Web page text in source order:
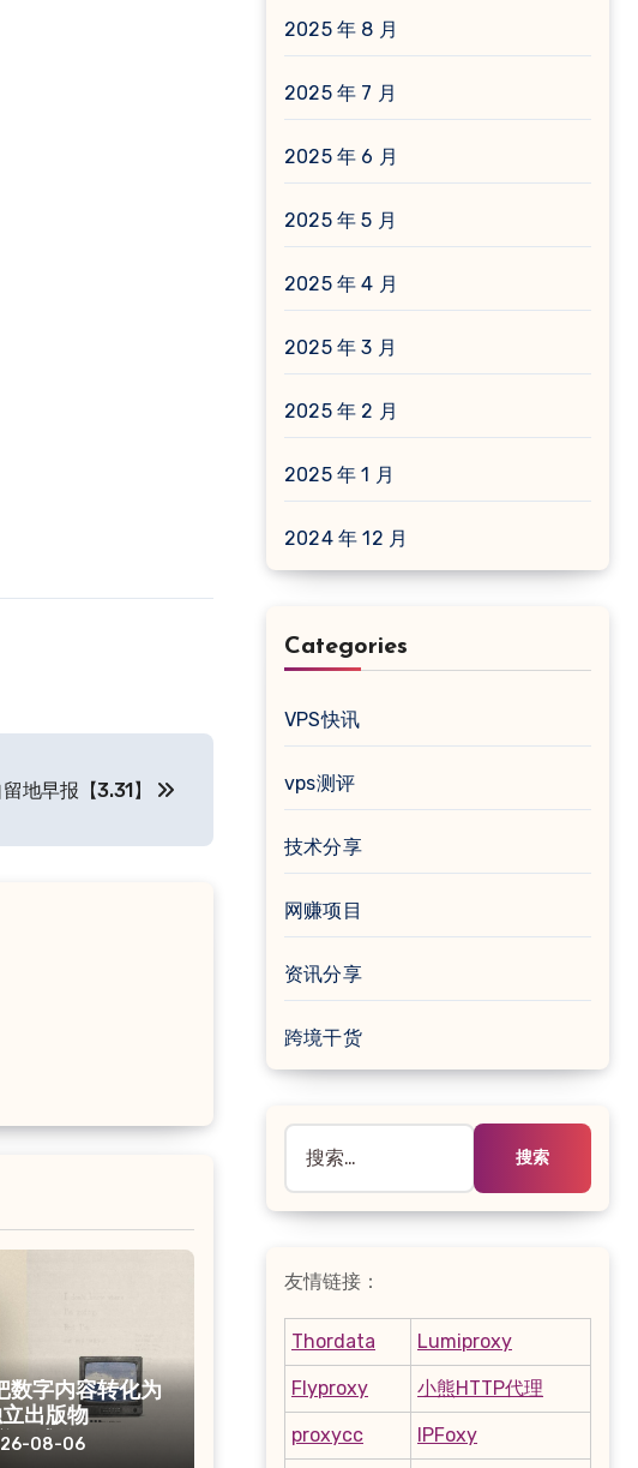
地早报【3.31】
字内容转化为
出版物
式的项目
08-06
2025 年 8 月
2025 年 7 月
2025 年 6 月
2025 年 5 月
2025 年 4 月
2025 年 3 月
2025 年 2 月
2025 年 1 月
2024 年 12 月
Categories
VPS快讯
vps测评
技术分享
网赚项目
资讯分享
跨境干货
索：
友情链接：
Thordata Lumiproxy
Flyproxy 小熊HTTP代理
proxycc IPFoxy